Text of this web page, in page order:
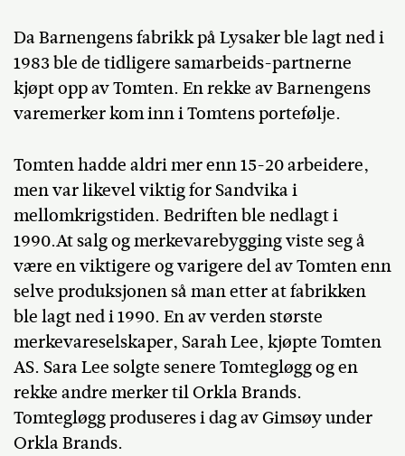
Da Barnengens fabrikk på Lysaker ble lagt ned i
1983 ble de tidligere samarbeids-partnerne
kjøpt opp av Tomten. En rekke av Barnengens
varemerker kom inn i Tomtens portefølje.
Tomten hadde aldri mer enn 15-20 arbeidere,
men var likevel viktig for Sandvika i
mellomkrigstiden. Bedriften ble nedlagt i
1990.At salg og merkevarebygging viste seg å
være en viktigere og varigere del av Tomten enn
selve produksjonen så man etter at fabrikken
ble lagt ned i 1990. En av verden største
merkevareselskaper, Sarah Lee, kjøpte Tomten
AS. Sara Lee solgte senere Tomtegløgg og en
rekke andre merker til Orkla Brands.
Tomtegløgg produseres i dag av Gimsøy under
Orkla Brands.